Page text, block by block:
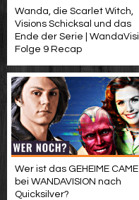
Wanda, die Scarlet Witch,
Visions Schicksal und das
Ende der Serie |
Folge 9 Recap
Wer ist das GEHEIME
bei WANDAVISION nach
Quicksilver?